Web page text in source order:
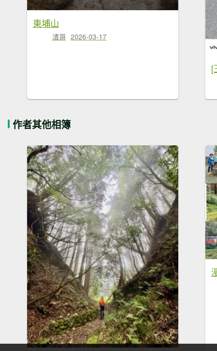
東埔山
渣哥 2026-03-17
作者其他相簿